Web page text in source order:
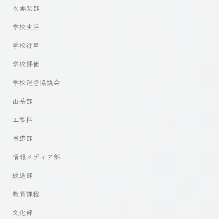
吹奏楽部
学校生活
学校行事
学校評価
学校運営協議会
山岳部
工業科
弓道部
情報メディア部
放送部
教育課程
文化部